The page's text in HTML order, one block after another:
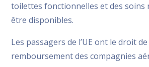
toilettes fonctionnelles et des soins
être disponibles.
Les passagers de l’UE ont le droit
remboursement des compagnies